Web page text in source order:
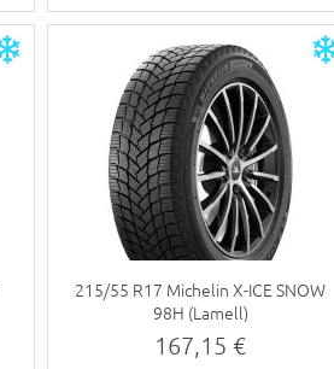
215/55 R17 Michelin X-ICE SNOW
98H (Lamell)
167,15 €